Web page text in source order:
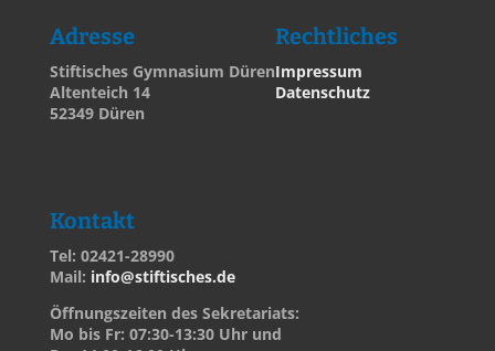
Adresse
Stiftisches Gymnasium Düren
Altenteich 14
52349 Düren
Rechtliches
Impressum
Datenschutz
Kontakt
Tel: 02421-28990
Mail: info@stiftisches.de
Öffnungszeiten des Sekretariats:
Mo bis Fr: 07:30-13:30 Uhr und